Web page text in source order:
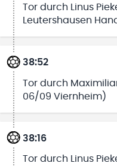
Tor durch Linus
Leutershausen
38:52
Tor durch
06/09 Viernheim)
38:16
Tor durch Linus